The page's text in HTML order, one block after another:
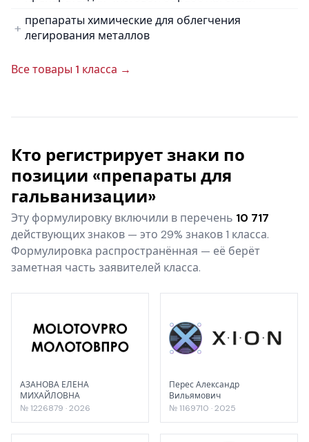
препараты химические для облегчения
легирования металлов
Все товары 1 класса →
Кто регистрирует знаки по
позиции «препараты для
гальванизации»
Эту формулировку включили в перечень 10 717
действующих знаков — это 29% знаков 1 класса.
Формулировка распространённая — её берёт
заметная часть заявителей класса.
АЗАНОВА ЕЛЕНА
МИХАЙЛОВНА
№ 1226879 · 2026
Перес Александр
Вильямович
№ 1169710 · 2025